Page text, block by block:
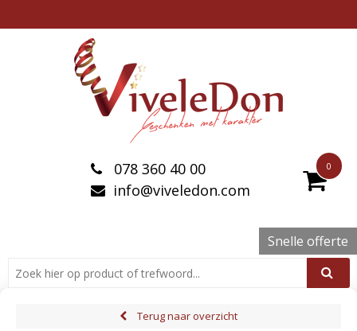
0
078 360 40 00
info@viveledon.com
Snelle offerte
Terug naar overzicht